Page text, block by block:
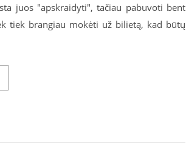
juos "apskraidyti", tačiau pabuvoti bent
tiek brangiau mokėti už bilietą, kad būtų